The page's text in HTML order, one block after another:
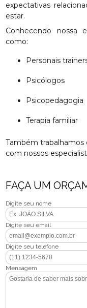
expectativas
estar.
Conhecendo nossa
como:
Personais
Psicólogos
Psicopedagogia
Terapia familiar
Também trabalhamos
com nossos
FAÇA UM
Digite seu nome
Digite seu email
Digite seu telefone
Mensagem